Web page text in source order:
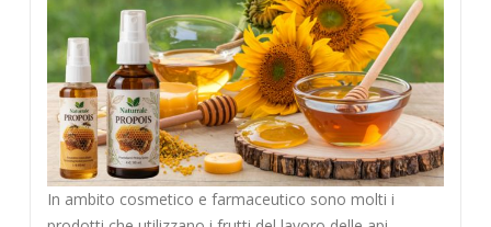
In ambito cosmetico e farmaceutico sono molti i